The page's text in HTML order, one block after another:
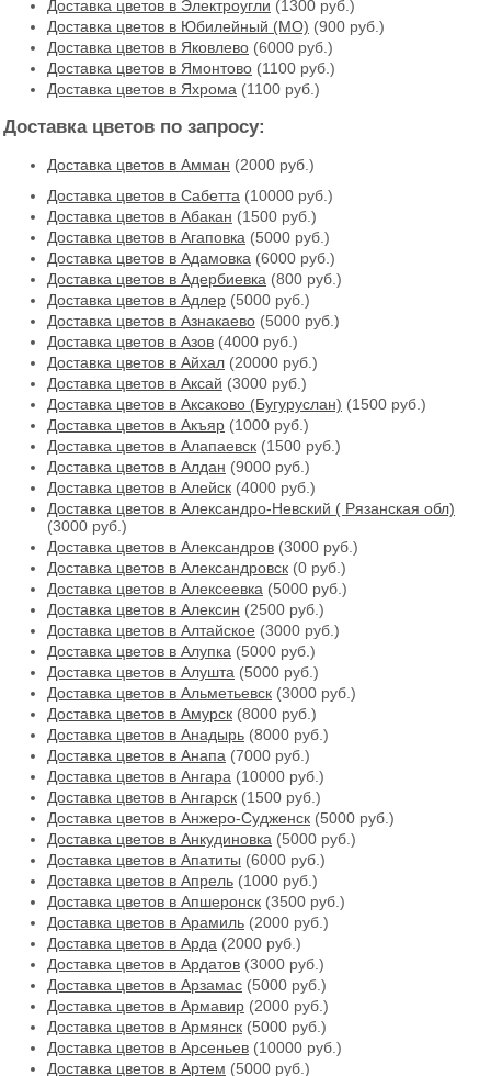
Доставка цветов в Электроугли (1300 руб.)
Доставка цветов в Юбилейный (МО) (900 руб.)
Доставка цветов в Яковлево (6000 руб.)
Доставка цветов в Ямонтово (1100 руб.)
Доставка цветов в Яхрома (1100 руб.)
Доставка цветов по запросу:
Доставка цветов в Амман (2000 руб.)
Доставка цветов в Cабетта (10000 руб.)
Доставка цветов в Абакан (1500 руб.)
Доставка цветов в Агаповка (5000 руб.)
Доставка цветов в Адамовка (6000 руб.)
Доставка цветов в Адербиевка (800 руб.)
Доставка цветов в Адлер (5000 руб.)
Доставка цветов в Азнакаево (5000 руб.)
Доставка цветов в Азов (4000 руб.)
Доставка цветов в Айхал (20000 руб.)
Доставка цветов в Аксай (3000 руб.)
Доставка цветов в Аксаково (Бугуруслан) (1500 руб.)
Доставка цветов в Акъяр (1000 руб.)
Доставка цветов в Алапаевск (1500 руб.)
Доставка цветов в Алдан (9000 руб.)
Доставка цветов в Алейск (4000 руб.)
Доставка цветов в Александро-Невский ( Рязанская обл)
(3000 руб.)
Доставка цветов в Александров (3000 руб.)
Доставка цветов в Александровск (0 руб.)
Доставка цветов в Алексеевка (5000 руб.)
Доставка цветов в Алексин (2500 руб.)
Доставка цветов в Алтайское (3000 руб.)
Доставка цветов в Алупка (5000 руб.)
Доставка цветов в Алушта (5000 руб.)
Доставка цветов в Альметьевск (3000 руб.)
Доставка цветов в Амурск (8000 руб.)
Доставка цветов в Анадырь (8000 руб.)
Доставка цветов в Анапа (7000 руб.)
Доставка цветов в Ангара (10000 руб.)
Доставка цветов в Ангарск (1500 руб.)
Доставка цветов в Анжеро-Судженск (5000 руб.)
Доставка цветов в Анкудиновка (5000 руб.)
Доставка цветов в Апатиты (6000 руб.)
Доставка цветов в Апрель (1000 руб.)
Доставка цветов в Апшеронск (3500 руб.)
Доставка цветов в Арамиль (2000 руб.)
Доставка цветов в Арда (2000 руб.)
Доставка цветов в Ардатов (3000 руб.)
Доставка цветов в Арзамас (5000 руб.)
Доставка цветов в Армавир (2000 руб.)
Доставка цветов в Армянск (5000 руб.)
Доставка цветов в Арсеньев (10000 руб.)
Доставка цветов в Артем (5000 руб.)